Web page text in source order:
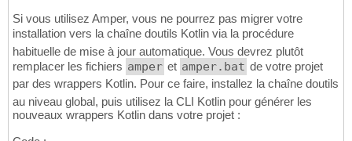
Si vous utilisez Amper, vous ne pourrez pas migrer votre
installation vers la chaîne doutils Kotlin via la procédure
habituelle de mise à jour automatique. Vous devrez plutôt
remplacer les fichiers amper et amper.bat de votre projet
par des wrappers Kotlin. Pour ce faire, installez la chaîne doutils
au niveau global, puis utilisez la CLI Kotlin pour générer les
nouveaux wrappers Kotlin dans votre projet :